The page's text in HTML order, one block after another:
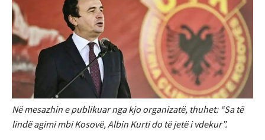
Në mesazhin e publikuar nga kjo organizatë, thuhet: “Sa të
lindë agimi mbi Kosovë, Albin Kurti do të jetë i vdekur”.